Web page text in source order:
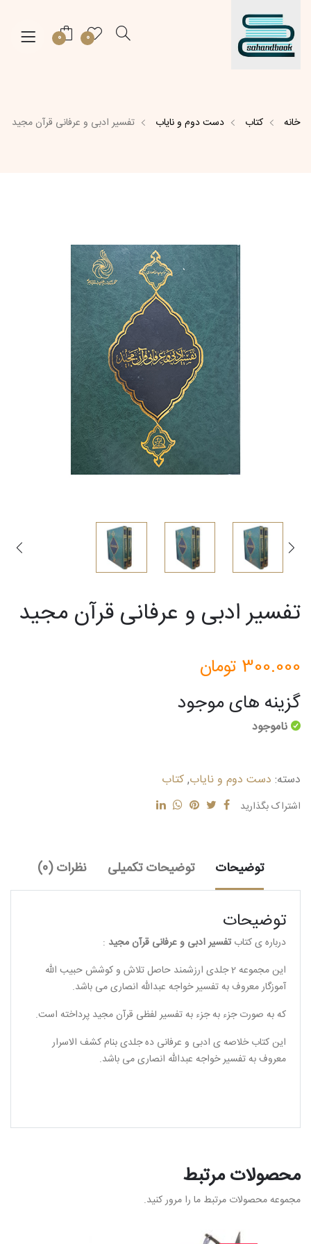
0
0
خانه کتاب دست دوم و نایاب تفسیر ادبی و عرفانی قرآن مجید
تفسیر ادبی و عرفانی قرآن مجید
300.000 تومان
گزینه های موجود
ناموجود
دسته: دست دوم و نایاب,کتاب
اشتراک بگذارید
توضیحات توضیحات تکمیلی نظرات (0)
توضیحات
درباره ی کتاب تفسیر ادبی و عرفانی قرآن مجید :
این مجموعه 2 جلدی ارزشمند حاصل تلاش و کوشش حبیب الله
آموزگار معروف به تفسیر خواجه عبدالله انصاری می باشد.
که به صورت جزء به جزء به تفسیر لفظی قرآن مجید پرداخته است.
این کتاب خلاصه ی ادبی و عرفانی ده جلدی بنام کشف الاسرار
معروف به تفسیر خواجه عبدالله انصاری می باشد.
محصولات مرتبط
مجموعه محصولات مرتبط ما را مرور کنید.